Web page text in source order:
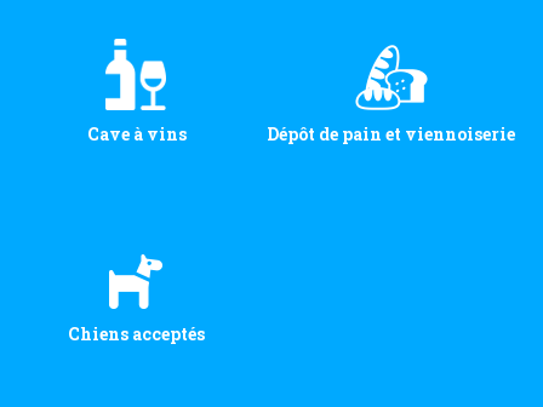
Cave à vins Dépôt de pain et viennoiserie
Chiens acceptés